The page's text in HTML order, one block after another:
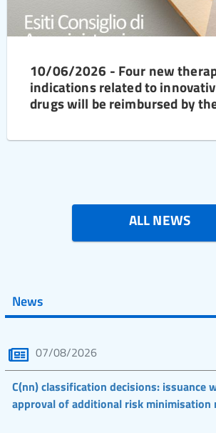
10/06/2026 - Four new
indications related to
drugs will be reimbursed by
ALL NEWS
News
07/08/2026
C(nn) classification decisions: issuance
approval of additional risk minimisation